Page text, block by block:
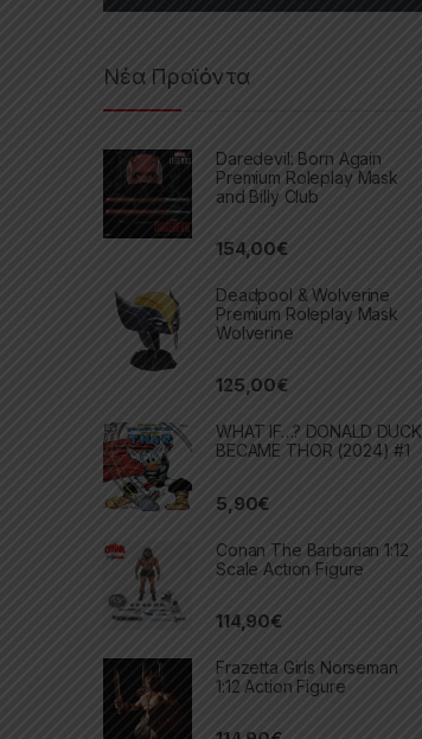
Νέα Προϊόντα
Daredevil: Born Again
Premium Roleplay Mask
and Billy Club
154,00€
Deadpool & Wolverine
Premium Roleplay Mask
Wolverine
125,00€
WHAT IF…? DONALD DUCK
BECAME THOR (2024) #1
5,90€
Conan The Barbarian 1:12
Scale Action Figure
114,90€
Frazetta Girls Norseman
1:12 Action Figure